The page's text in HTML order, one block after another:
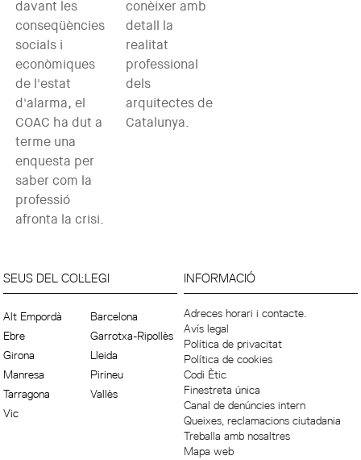
davant les
conseqüències
socials i
econòmiques
de l'estat
d'alarma, el
COAC ha dut a
terme una
enquesta per
saber com la
professió
afronta la crisi.
conèixer amb
detall la
realitat
professional
dels
arquitectes de
Catalunya.
SEUS DEL COL·LEGI
Alt Empordà
Barcelona
Ebre
Garrotxa-Ripollès
Girona
Lleida
Manresa
Pirineu
Tarragona
Vallès
Vic
INFORMACIÓ
Adreces horari i contacte.
Avís legal
Política de privacitat
Política de cookies
Codi Ètic
Finestreta única
Canal de denúncies intern
Queixes, reclamacions ciutadania
Treballa amb nosaltres
Mapa web